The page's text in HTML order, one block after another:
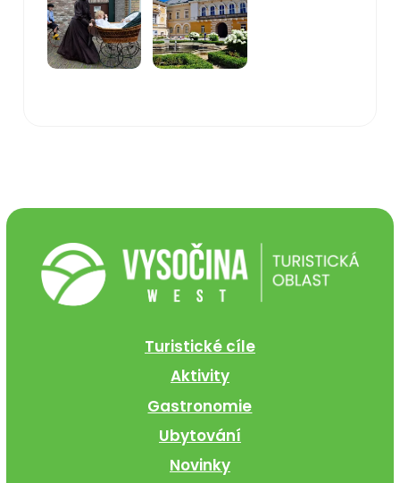
Turistické cíle
Aktivity
Gastronomie
Ubytování
Novinky